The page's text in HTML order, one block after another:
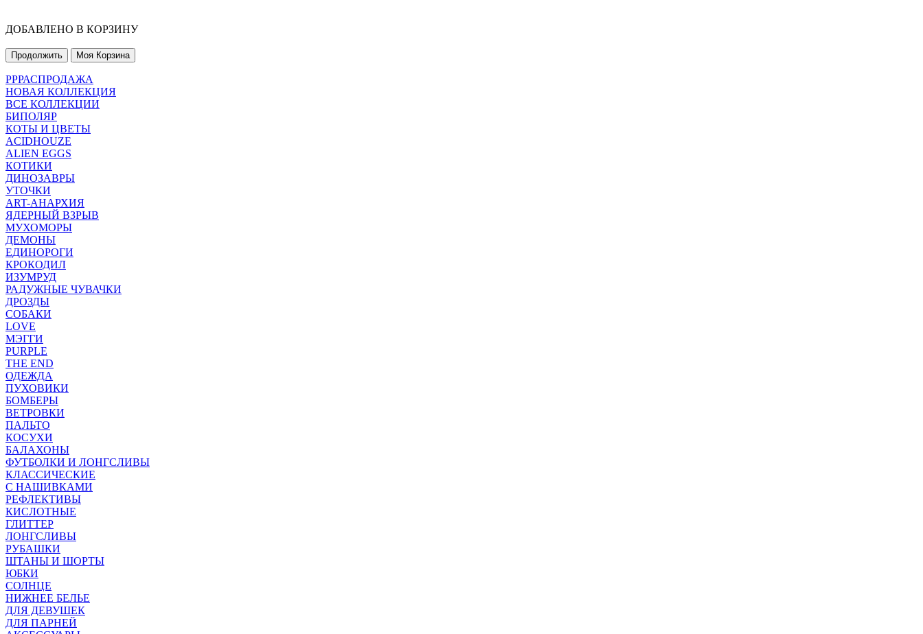
ДОБАВЛЕНО В КОРЗИНУ
Продолжить Моя Корзина
РРРАСПРОДАЖА
НОВАЯ КОЛЛЕКЦИЯ
ВСЕ КОЛЛЕКЦИИ
БИПОЛЯР
КОТЫ И ЦВЕТЫ
ACIDHOUZE
ALIEN EGGS
КОТИКИ
ДИНОЗАВРЫ
УТОЧКИ
ART-АНАРХИЯ
ЯДЕРНЫЙ ВЗРЫВ
МУХОМОРЫ
ДЕМОНЫ
ЕДИНОРОГИ
КРОКОДИЛ
ИЗУМРУД
РАДУЖНЫЕ ЧУВАЧКИ
ДРОЗДЫ
СОБАКИ
LOVE
МЭГГИ
PURPLE
THE END
ОДЕЖДА
ПУХОВИКИ
БОМБЕРЫ
ВЕТРОВКИ
ПАЛЬТО
КОСУХИ
БАЛАХОНЫ
ФУТБОЛКИ И ЛОНГСЛИВЫ
КЛАССИЧЕСКИЕ
С НАШИВКАМИ
РЕФЛЕКТИВЫ
КИСЛОТНЫЕ
ГЛИТТЕР
ЛОНГСЛИВЫ
РУБАШКИ
ШТАНЫ И ШОРТЫ
ЮБКИ
СОЛНЦЕ
НИЖНЕЕ БЕЛЬЕ
ДЛЯ ДЕВУШЕК
ДЛЯ ПАРНЕЙ